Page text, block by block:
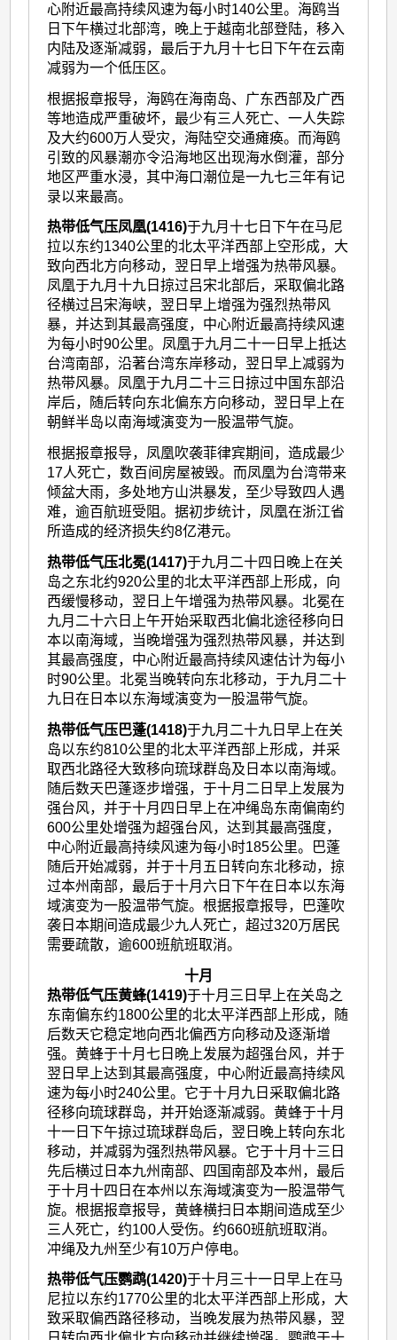
心附近最高持续风速为每小时140公里。海鸥当
日下午横过北部湾，晚上于越南北部登陆，移入
内陆及逐渐减弱，最后于九月十七日下午在云南
减弱为一个低压区。
根据报章报导，海鸥在海南岛、广东西部及广西
等地造成严重破坏，最少有三人死亡、一人失踪
及大约600万人受灾，海陆空交通瘫痪。而海鸥
引致的风暴潮亦令沿海地区出现海水倒灌，部分
地区严重水浸，其中海口潮位是一九七三年有记
录以来最高。
热带低气压凤凰(1416)于九月十七日下午在马尼
拉以东约1340公里的北太平洋西部上空形成，大
致向西北方向移动，翌日早上增强为热带风暴。
凤凰于九月十九日掠过吕宋北部后，采取偏北路
径横过吕宋海峡，翌日早上增强为强烈热带风
暴，并达到其最高强度，中心附近最高持续风速
为每小时90公里。凤凰于九月二十一日早上抵达
台湾南部，沿著台湾东岸移动，翌日早上减弱为
热带风暴。凤凰于九月二十三日掠过中国东部沿
岸后，随后转向东北偏东方向移动，翌日早上在
朝鲜半岛以南海域演变为一股温带气旋。
根据报章报导，凤凰吹袭菲律宾期间，造成最少
17人死亡，数百间房屋被毁。而凤凰为台湾带来
倾盆大雨，多处地方山洪暴发，至少导致四人遇
难，逾百航班受阻。据初步统计，凤凰在浙江省
所造成的经济损失约8亿港元。
热带低气压北冕(1417)于九月二十四日晚上在关
岛之东北约920公里的北太平洋西部上形成，向
西缓慢移动，翌日上午增强为热带风暴。北冕在
九月二十六日上午开始采取西北偏北途径移向日
本以南海域，当晚增强为强烈热带风暴，并达到
其最高强度，中心附近最高持续风速估计为每小
时90公里。北冕当晚转向东北移动，于九月二十
九日在日本以东海域演变为一股温带气旋。
热带低气压巴蓬(1418)于九月二十九日早上在关
岛以东约810公里的北太平洋西部上形成，并采
取西北路径大致移向琉球群岛及日本以南海域。
随后数天巴蓬逐步增强，于十月二日早上发展为
强台风，并于十月四日早上在冲绳岛东南偏南约
600公里处增强为超强台风，达到其最高强度，
中心附近最高持续风速为每小时185公里。巴蓬
随后开始减弱，并于十月五日转向东北移动，掠
过本州南部，最后于十月六日下午在日本以东海
域演变为一股温带气旋。根据报章报导，巴蓬吹
袭日本期间造成最少九人死亡，超过320万居民
需要疏散，逾600班航班取消。
十月
热带低气压黄蜂(1419)于十月三日早上在关岛之
东南偏东约1800公里的北太平洋西部上形成，随
后数天它稳定地向西北偏西方向移动及逐渐增
强。黄蜂于十月七日晩上发展为超强台风，并于
翌日早上达到其最高强度，中心附近最高持续风
速为每小时240公里。它于十月九日采取偏北路
径移向琉球群岛，并开始逐渐减弱。黄蜂于十月
十一日下午掠过琉球群岛后，翌日晚上转向东北
移动，并减弱为强烈热带风暴。它于十月十三日
先后横过日本九州南部、四国南部及本州，最后
于十月十四日在本州以东海域演变为一股温带气
旋。根据报章报导，黄蜂横扫日本期间造成至少
三人死亡，约100人受伤。约660班航班取消。
冲绳及九州至少有10万户停电。
热带低气压鹦鹉(1420)于十月三十一日早上在马
尼拉以东约1770公里的北太平洋西部上形成，大
致采取偏西路径移动，当晚发展为热带风暴，翌